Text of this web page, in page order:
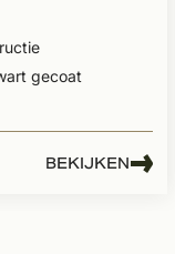
gecoat
BEKIJKEN